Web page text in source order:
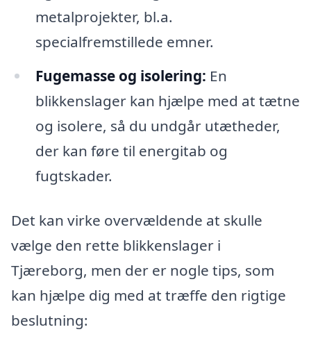
metalprojekter, bl.a.
specialfremstillede emner.
Fugemasse og isolering: En
blikkenslager kan hjælpe med at tætne
og isolere, så du undgår utætheder,
der kan føre til energitab og
fugtskader.
Det kan virke overvældende at skulle
vælge den rette blikkenslager i
Tjæreborg, men der er nogle tips, som
kan hjælpe dig med at træffe den rigtige
beslutning: